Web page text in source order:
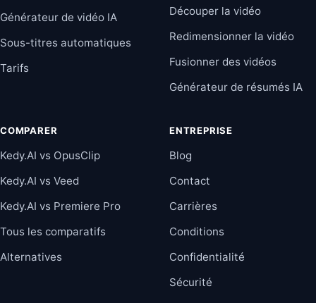
Générateur de vidéo IA
Sous-titres automatiques
Tarifs
Découper la vidéo
Redimensionner la vidéo
Fusionner des vidéos
Générateur de résumés IA
COMPARER
Kedy.AI vs OpusClip
Kedy.AI vs Veed
Kedy.AI vs Premiere Pro
Tous les comparatifs
Alternatives
ENTREPRISE
Blog
Contact
Carrières
Conditions
Confidentialité
Sécurité